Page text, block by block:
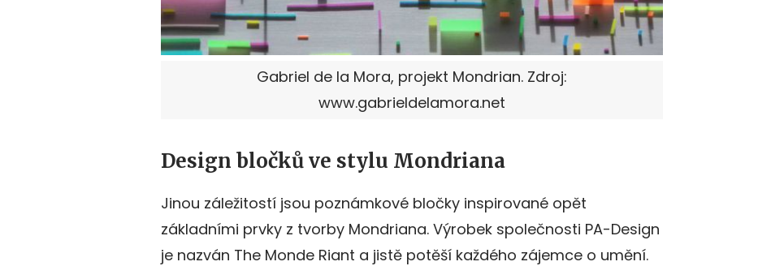
Gabriel de la Mora, projekt Mondrian. Zdroj:
www.gabrieldelamora.net
Design bločků ve stylu Mondriana
Jinou záležitostí jsou poznámkové bločky inspirované opět
základními prvky z tvorby Mondriana. Výrobek společnosti PA-Design
je nazván The Monde Riant a jistě potěší každého zájemce o umění.